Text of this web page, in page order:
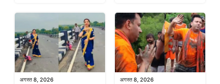
अगस्त 8, 2026 अगस्त 8, 2026